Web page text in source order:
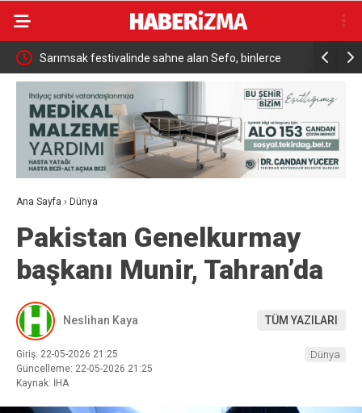
Sarımsak festivalinde sahne alan Sefo, binlerce
vatandaşa unutulmaz bir gece yaşattı
Sanatçı
Ana Sayfa › Dünya
Pakistan Genelkurmay
başkanı Munir, Tahran’da
Neslihan Kaya TÜM YAZILARI
Giriş: 22-05-2026 21:25
Güncelleme: 22-05-2026 21:25
Kaynak: İHA
Dünya